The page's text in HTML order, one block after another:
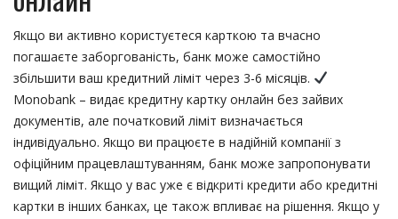
Якщо ви активно користуєтеся карткою та вчасно
погашаєте заборгованість, банк може самостійно
збільшити ваш кредитний ліміт через 3-6 місяців.
Monobank – видає кредитну картку онлайн без зайвих
документів, але початковий ліміт визначається
індивідуально. Якщо ви працюєте в надійній компанії з
офіційним працевлаштуванням, банк може запропонувати
вищий ліміт. Якщо у вас уже є відкриті кредити або кредитні
картки в інших банках, це також впливає на рішення. Якщо у